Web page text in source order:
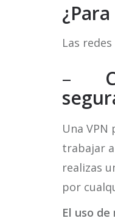
Las
–
Una
trabajar
realizas
por
El uso